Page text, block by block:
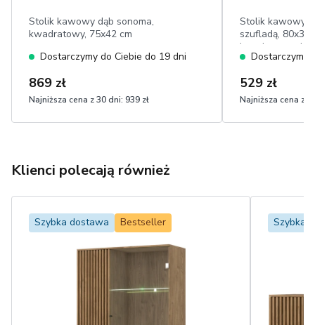
Stolik kawowy dąb sonoma,
kwadratowy, 75x42 cm
Dostarczymy do Ciebie do 19 dni
869 zł
Najniższa cena z 30 dni: 939 zł
Stolik kawowy
szufladą, 80x35
kwadratowy,
Dostarczymy
529 zł
Najniższa cena z
Klienci polecają również
Szybka dostawa Bestseller Szybka